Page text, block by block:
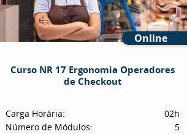
Online
Curso NR 17 Ergonomia Operadores
de Checkout
Carga Horária:
02h
Número de Módulos:
5